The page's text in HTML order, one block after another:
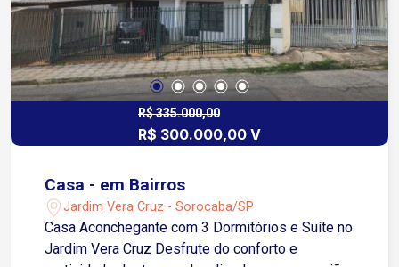
R$ 335.000,00
R$ 300.000,00 V
Casa - em Bairros
Jardim Vera Cruz - Sorocaba/SP
Casa Aconchegante com 3 Dormitórios e Suíte no
Jardim Vera Cruz Desfrute do conforto e